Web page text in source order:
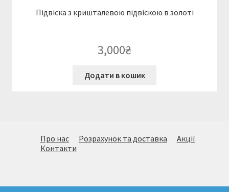
Підвіска з кришталевою підвіскою в золоті
3,000₴
Додати в кошик
Про нас Розрахунок та доставка
Акції
Контакти